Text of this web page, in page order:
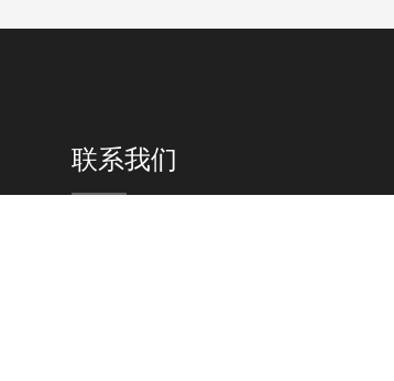
联系我们